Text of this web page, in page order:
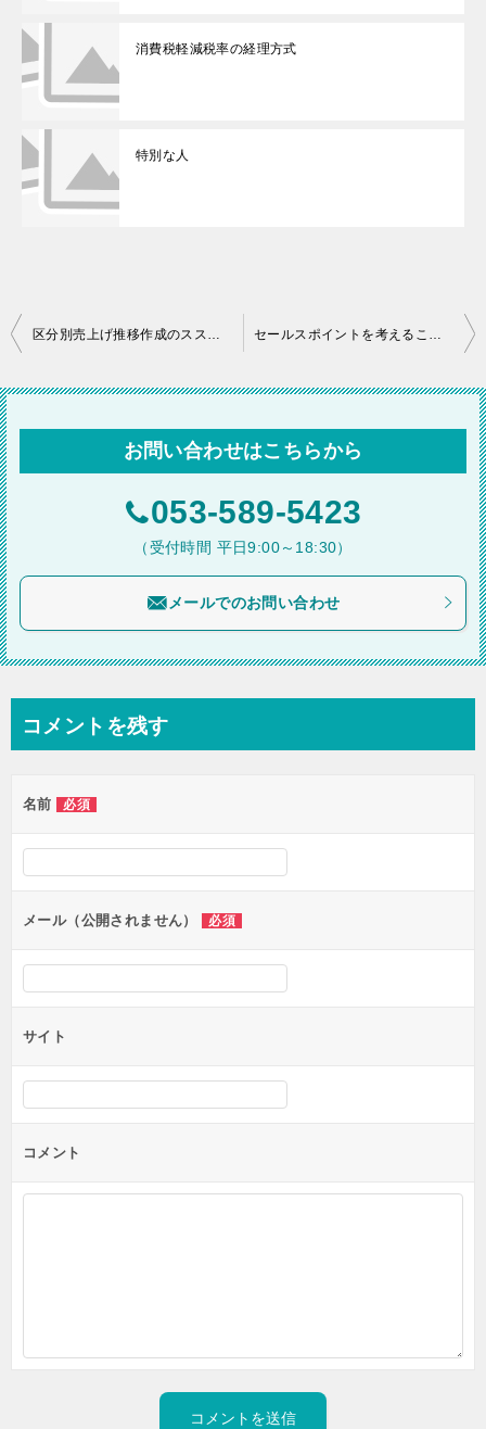
消費税軽減税率の経理方式
特別な人
投
ナ
ビ
ゲ
ョ
区分別売上げ推移作成のススメ！ セールスポイントを考えることのススメ！
お問い合わせはこちらから
053-589-5423
（受付時間 平日9:00～18:30）
メールでのお問い合わせ
コメントを残す
名前 必須
メール（公開されません） 必須
サイト
コメント